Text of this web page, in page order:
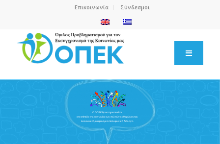
Επικοινωνία Σύνδεσμοι
Ο ΟΠΕΚ δραστηριοποιείται
στο επίπεδο της κοινωνίας των πολιτών καθιερώνοντας
ένα ανοικτό, διαφανή και πολυφωνικό διάλογο.